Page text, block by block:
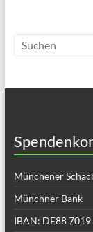
Münchener
Münchner Bank
IBAN: DE88